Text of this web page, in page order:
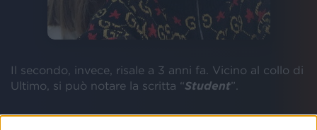
Il secondo, invece, risale a 3 anni fa. Vicino al collo di
Ultimo, si può notare la scritta “Student”.